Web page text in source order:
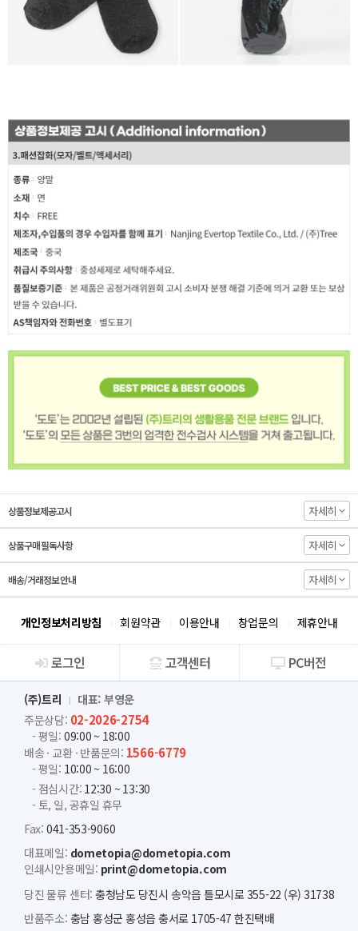
상품정보제공고시 자세히
상품구매 필독사항 자세히
배송/거래정보 안내 자세히
개인정보처리방침 회원약관 이용안내 창업문의 제휴안내
회사소개
로그인 고객센터 PC버전
(주)트리
대표: 부영운
주문상담: 02-2026-2754
- 평일: 09:00 ~ 18:00
배송 · 교환 · 반품문의: 1566-6779
- 평일: 10:00 ~ 16:00
- 점심시간: 12:30 ~ 13:30
- 토, 일, 공휴일 휴무
Fax: 041-353-9060
대표메일: dometopia@dometopia.com
인쇄시안용메일: print@dometopia.com
당진 물류 센터: 충청남도 당진시 송악읍 틀모시로 355-22 (우) 31738
반품주소: 충남 홍성군 홍성읍 충서로 1705-47 한진택배